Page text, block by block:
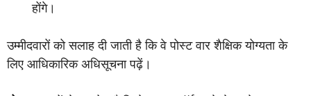
होंगे।
उम्मीदवारों को सलाह दी जाती है कि वे पोस्ट वार शैक्षिक योग्यता के
लिए आधिकारिक अधिसूचना पढ़ें।